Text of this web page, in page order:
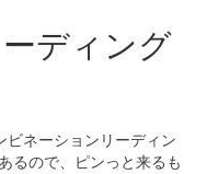
ディング
ビネーションリーディン
るので、ピンっと来るも